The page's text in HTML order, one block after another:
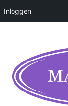
Inloggen